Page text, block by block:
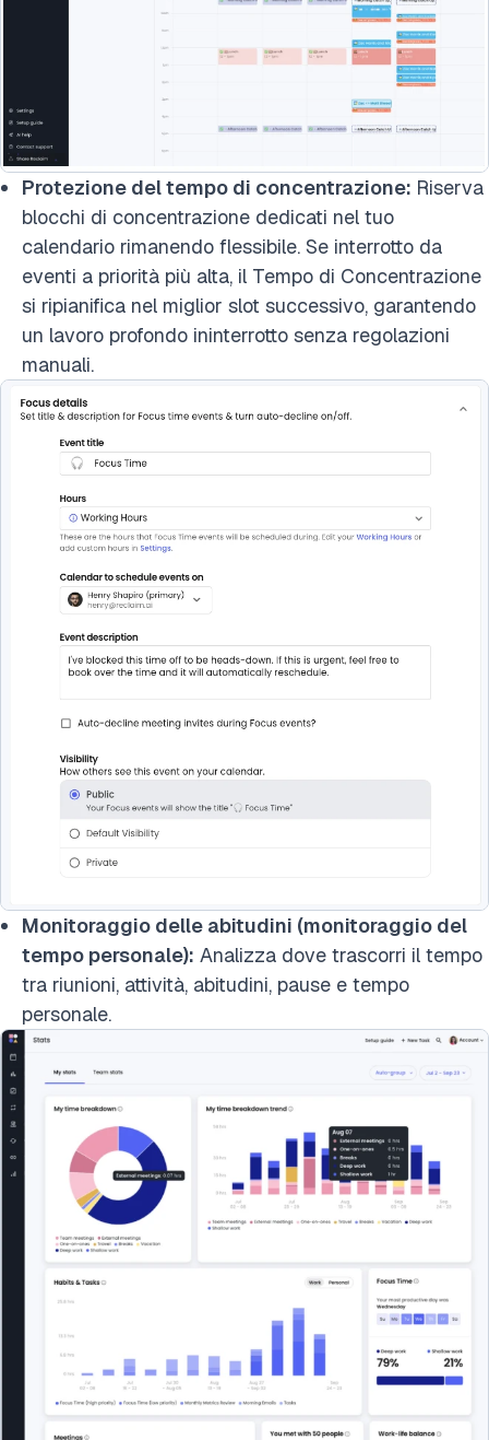
Protezione del tempo di concentrazione: Riserva
blocchi di concentrazione dedicati nel tuo
calendario rimanendo flessibile. Se interrotto da
eventi a priorità più alta, il Tempo di Concentrazione
si ripianifica nel miglior slot successivo, garantendo
un lavoro profondo ininterrotto senza regolazioni
manuali.
Monitoraggio delle abitudini (monitoraggio del
tempo personale): Analizza dove trascorri il tempo
tra riunioni, attività, abitudini, pause e tempo
personale.